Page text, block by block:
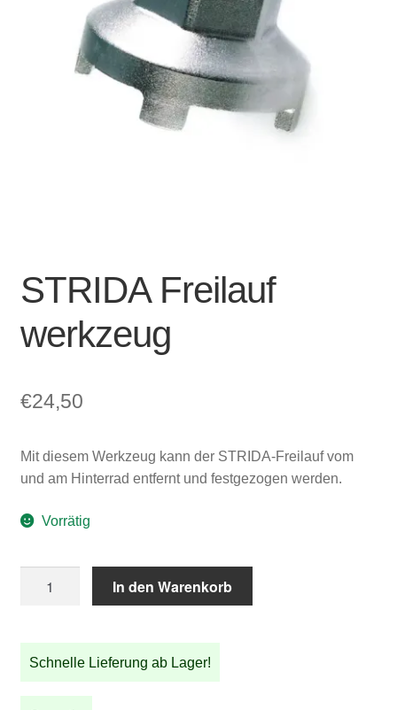
Warenkorb
STRIDA Freilauf
werkzeug
€24,50
Mit diesem Werkzeug kann der STRIDA-Freilauf vom
und am Hinterrad entfernt und festgezogen werden.
Vorrätig
Menge
In den Warenkorb
Schnelle Lieferung ab Lager!